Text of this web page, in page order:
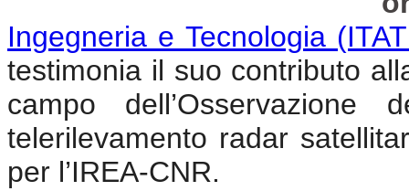
Ingegneria e Tecnologia
testimonia il suo contributo
campo
telerilevamento radar
per l’IREA-CNR.